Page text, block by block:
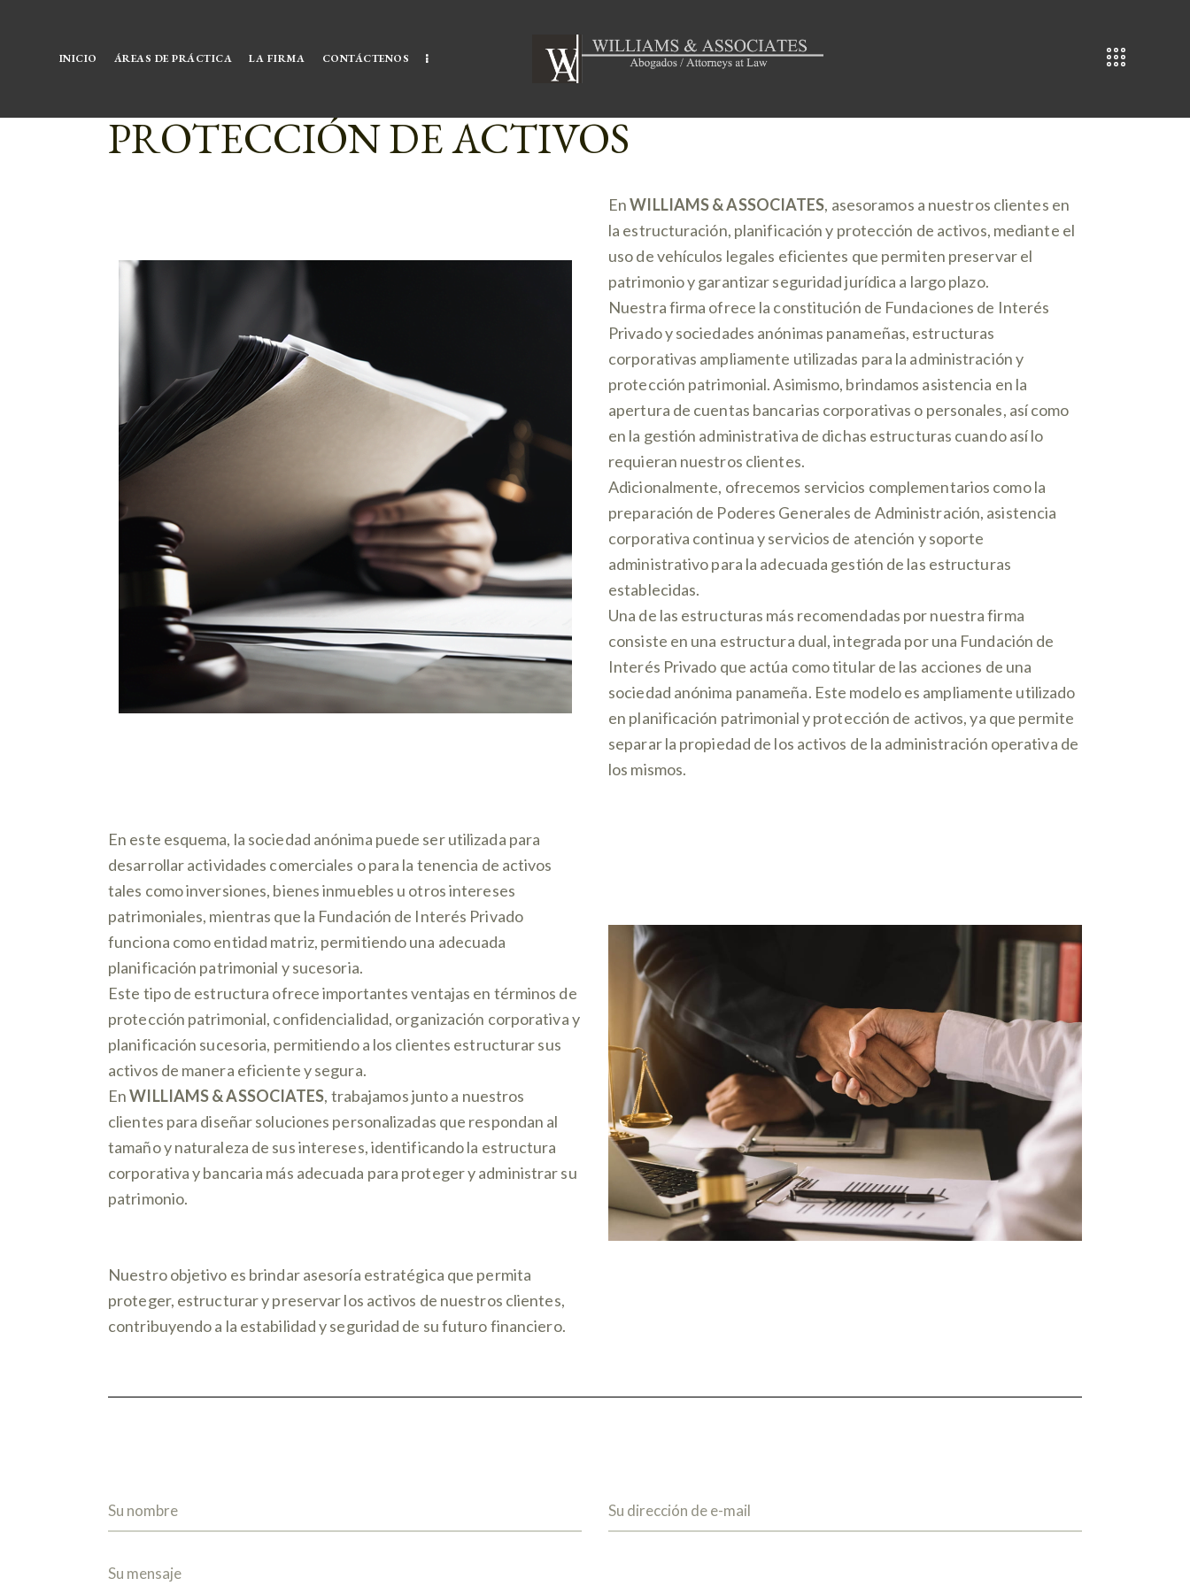
INICIO ÁREAS DE PRÁCTICA LA FIRMA CONTÁCTENOS
PROTECCIÓN DE ACTIVOS
EnWILLIAMS & ASSOCIATES, asesoramos a nuestros clientes en
la estructuración, planificación y protección de activos, mediante el
uso de vehículos legales eficientes que permiten preservar el
patrimonio y garantizar seguridad jurídica a largo plazo.
Nuestra firma ofrece la constitución de Fundaciones de Interés
Privado y sociedades anónimas panameñas, estructuras
corporativas ampliamente utilizadas para la administración y
protección patrimonial. Asimismo, brindamos asistencia en la
apertura de cuentas bancarias corporativas o personales, así como
en la gestión administrativa de dichas estructuras cuando así lo
requieran nuestros clientes.
Adicionalmente, ofrecemos servicios complementarios como la
preparación de Poderes Generales de Administración, asistencia
corporativa continua y servicios de atención y soporte
administrativo para la adecuada gestión de las estructuras
establecidas.
Una de las estructuras más recomendadas por nuestra firma
consiste en una estructura dual, integrada por una Fundación de
Interés Privado que actúa como titular de las acciones de una
sociedad anónima panameña. Este modelo es ampliamente utilizado
en planificación patrimonial y protección de activos, ya que permite
separar la propiedad de los activos de la administración operativa de
los mismos.
En este esquema, la sociedad anónima puede ser utilizada para
desarrollar actividades comerciales o para la tenencia de activos
tales como inversiones, bienes inmuebles u otros intereses
patrimoniales, mientras que la Fundación de Interés Privado
funciona como entidad matriz, permitiendo una adecuada
planificación patrimonial y sucesoria.
Este tipo de estructura ofrece importantes ventajas en términos de
protección patrimonial, confidencialidad, organización corporativa y
planificación sucesoria, permitiendo a los clientes estructurar sus
activos de manera eficiente y segura.
EnWILLIAMS & ASSOCIATES, trabajamos junto a nuestros
clientes para diseñar soluciones personalizadas que respondan al
tamaño y naturaleza de sus intereses, identificando la estructura
corporativa y bancaria más adecuada para proteger y administrar su
patrimonio.
Nuestro objetivo es brindar asesoría estratégica que permita
proteger, estructurar y preservar los activos de nuestros clientes,
contribuyendo a la estabilidad y seguridad de su futuro financiero.